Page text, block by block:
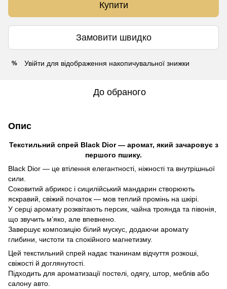
Купити
Замовити швидко
% Увійти для відображення накопичувальної знижки
До обраного
Опис
Текстильний спрей Black Dior — аромат, який зачаровує з
першого пшику.
Black Dior — це втілення елегантності, ніжності та внутрішньої
сили.
Соковитий абрикос і сицилійський мандарин створюють
яскравий, свіжий початок — мов теплий промінь на шкірі.
У серці аромату розквітають персик, чайна троянда та півонія,
що звучить м’яко, але впевнено.
Завершує композицію білий мускус, додаючи аромату
глибини, чистоти та спокійного магнетизму.
Цей текстильний спрей надає тканинам відчуття розкоші,
свіжості й доглянутості.
Підходить для ароматизації постелі, одягу, штор, меблів або
салону авто.